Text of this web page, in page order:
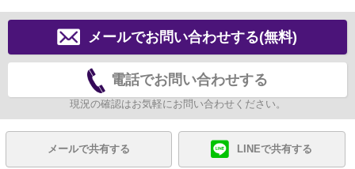
メールでお問い合わせする(無料)
電話でお問い合わせする
現況の確認はお気軽にお問い合わせください。
メールで共有する LINEで共有する